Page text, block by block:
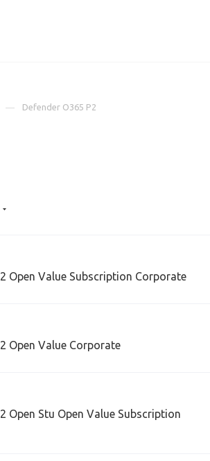
Defender O365 P2
Open Value Subscription Corporate
Open Value Corporate
Open Stu Open Value Subscription